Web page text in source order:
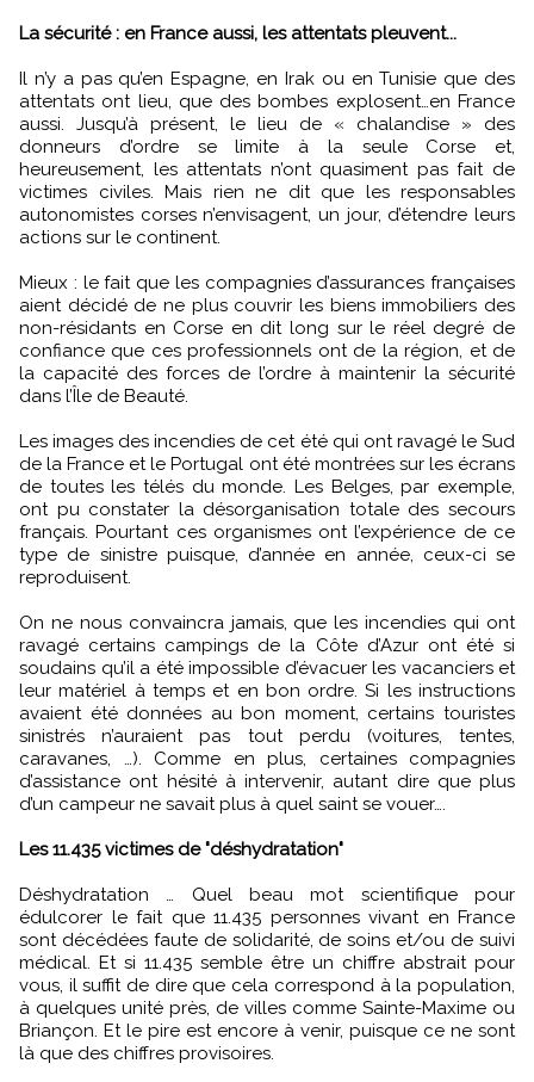
La sécurité : en France aussi, les attentats pleuvent...
Il n’y a pas qu’en Espagne, en Irak ou en Tunisie que des
attentats ont lieu, que des bombes explosent…en France
aussi. Jusqu’à présent, le lieu de « chalandise » des
donneurs d’ordre se limite à la seule Corse et,
heureusement, les attentats n’ont quasiment pas fait de
victimes civiles. Mais rien ne dit que les responsables
autonomistes corses n’envisagent, un jour, d’étendre leurs
actions sur le continent.
Mieux : le fait que les compagnies d’assurances françaises
aient décidé de ne plus couvrir les biens immobiliers des
non-résidants en Corse en dit long sur le réel degré de
confiance que ces professionnels ont de la région, et de
la capacité des forces de l’ordre à maintenir la sécurité
dans l’Île de Beauté.
Les images des incendies de cet été qui ont ravagé le Sud
de la France et le Portugal ont été montrées sur les écrans
de toutes les télés du monde. Les Belges, par exemple,
ont pu constater la désorganisation totale des secours
français. Pourtant ces organismes ont l’expérience de ce
type de sinistre puisque, d’année en année, ceux-ci se
reproduisent.
On ne nous convaincra jamais, que les incendies qui ont
ravagé certains campings de la Côte d’Azur ont été si
soudains qu’il a été impossible d’évacuer les vacanciers et
leur matériel à temps et en bon ordre. Si les instructions
avaient été données au bon moment, certains touristes
sinistrés n’auraient pas tout perdu (voitures, tentes,
caravanes, …). Comme en plus, certaines compagnies
d’assistance ont hésité à intervenir, autant dire que plus
d’un campeur ne savait plus à quel saint se vouer….
Les 11.435 victimes de "déshydratation"
Déshydratation … Quel beau mot scientifique pour
édulcorer le fait que 11.435 personnes vivant en France
sont décédées faute de solidarité, de soins et/ou de suivi
médical. Et si 11.435 semble être un chiffre abstrait pour
vous, il suffit de dire que cela correspond à la population,
à quelques unité près, de villes comme Sainte-Maxime ou
Briançon. Et le pire est encore à venir, puisque ce ne sont
là que des chiffres provisoires.